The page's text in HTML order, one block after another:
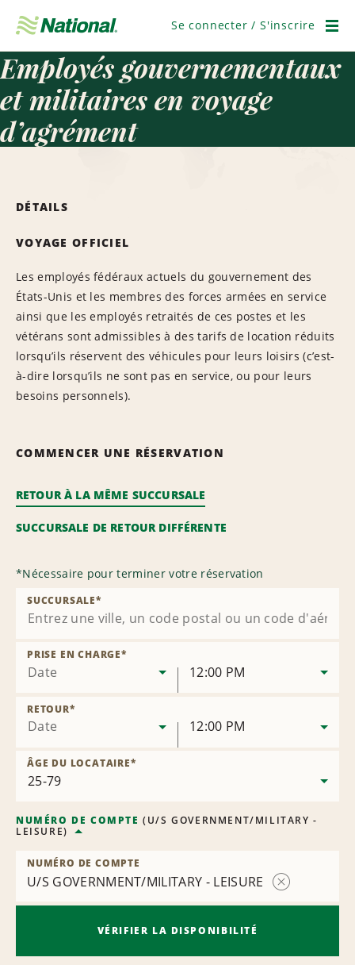
navigation
Se connecter / S'inscrire
Employés gouvernementaux
et militaires en voyage
d’agrément
DÉTAILS
VOYAGE OFFICIEL
Les employés fédéraux actuels du gouvernement des
États-Unis et les membres des forces armées en service
ainsi que les employés retraités de ces postes et les
vétérans sont admissibles à des tarifs de location réduits
lorsqu’ils réservent des véhicules pour leurs loisirs (c’est-
à-dire lorsqu’ils ne sont pas en service, ou pour leurs
besoins personnels).
COMMENCER UNE RÉSERVATION
RETOUR À LA MÊME SUCCURSALE
SUCCURSALE DE RETOUR DIFFÉRENTE
*Nécessaire pour terminer votre réservation
SUCCURSALE*
Date
PRISE EN CHARGE*
12:00 PM
Date
RETOUR*
12:00 PM
ÂGE DU LOCATAIRE*
NUMÉRO DE COMPTE (U/S GOVERNMENT/MILITARY -
LEISURE)
NUMÉRO DE COMPTE
U/S GOVERNMENT/MILITARY - LEISURE
VÉRIFIER LA DISPONIBILITÉ